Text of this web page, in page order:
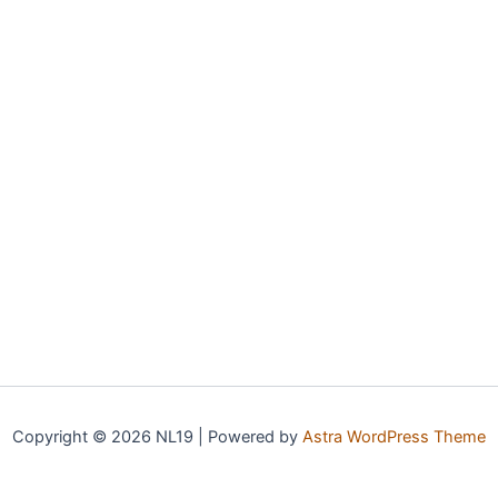
Copyright © 2026 NL19 | Powered by Astra WordPress Theme